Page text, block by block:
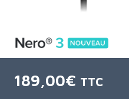
189,00€ TTC